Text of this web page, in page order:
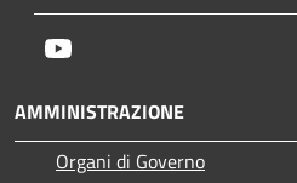
AMMINISTRAZIONE
Organi di Governo